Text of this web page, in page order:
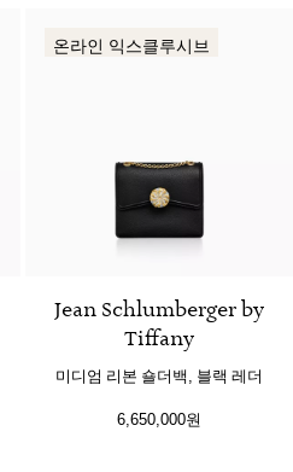
3 색상
온라인 익스클루시브
Jean Schlumberger by
Tiffany
미디엄 리본 숄더백, 블랙 레더
6,650,000원